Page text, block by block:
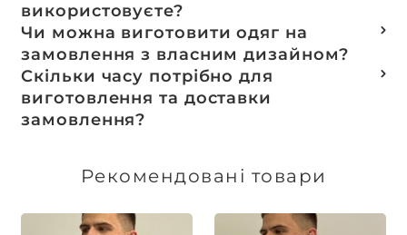
використовуєте?
Термотранферний
Шовкотрафаретний
DTF – друк
Машинна вишивка
Чи можна виготовити одяг на
замовлення з власним дизайном?
Так, ми спеціалізуємося на розробці колекцій
та мерчу під ключ, цей процес включає підбір
тканин, розробку лекал, дизай та
завершується пошиттям готового виробу.
Скільки часу потрібно для
виготовлення та доставки
замовлення?
виготовлення індивідуальних замовлень
Рекомендовані товари